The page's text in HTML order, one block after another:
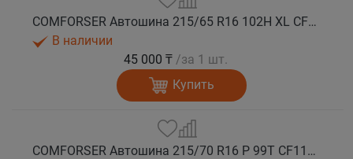
COMFORSER Автошина 215/65 R16 102H XL CF1100 RWL лето
В наличии
45 000 ₸ /за 1 шт.
Купить
COMFORSER Автошина 215/70 R16 P 99T CF1100 RWL лето